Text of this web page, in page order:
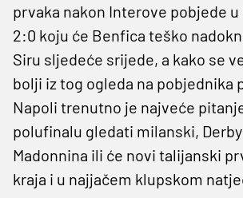
prvaka nakon Interove pobjede
2:0 koju će Benfica teško
Siru sljedeće srijede, a kako se
bolji iz tog ogleda na pobjednika
Napoli trenutno je najveće
polufinalu gledati milanski,
Madonnina ili će novi talijanski
kraja i u najjačem klupskom